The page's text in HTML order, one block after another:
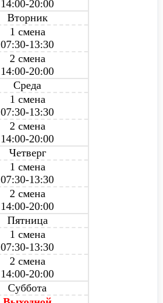
14:00-20:00
Вторник
1 смена
07:30-13:30
2 смена
14:00-20:00
Среда
1 смена
07:30-13:30
2 смена
14:00-20:00
Четверг
1 смена
07:30-13:30
2 смена
14:00-20:00
Пятница
1 смена
07:30-13:30
2 смена
14:00-20:00
Суббота